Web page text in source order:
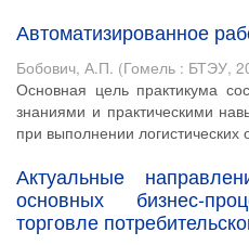
Автоматизированное
Бобович, А.П. (Гомель : БТЭУ,
Основная цель практикума
знаниями и практическими
при выполнении логистических
Актуальные
основных бизнес-
торговле